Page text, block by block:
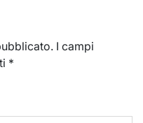
I campi
*